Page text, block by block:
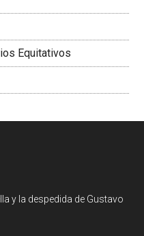
Equitativos
y la despedida de Gustavo